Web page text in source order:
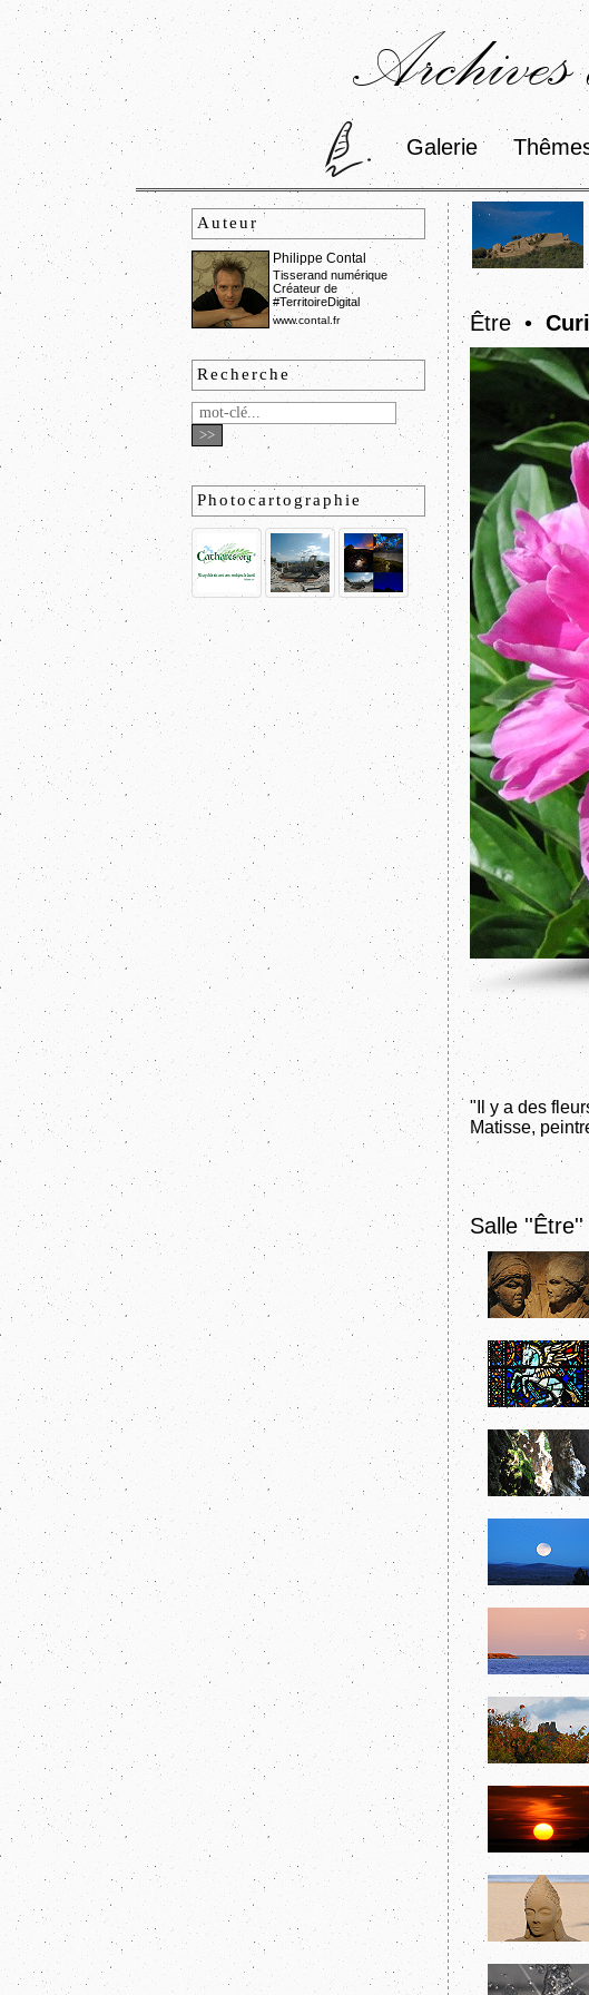
Archives
Galerie
Auteur
Philippe Contal
Tisserand numérique
Créateur de
#TerritoireDigital
www.contal.fr
Recherche
Photocartographie
Être •
"Il y a des
Matisse,
Salle ''Être''